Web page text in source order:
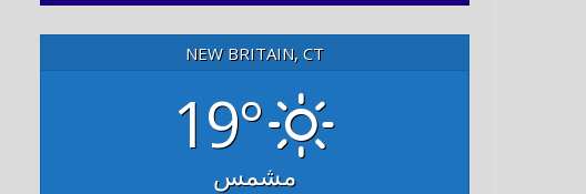
NEW BRITAIN, CT
19°
مشمس